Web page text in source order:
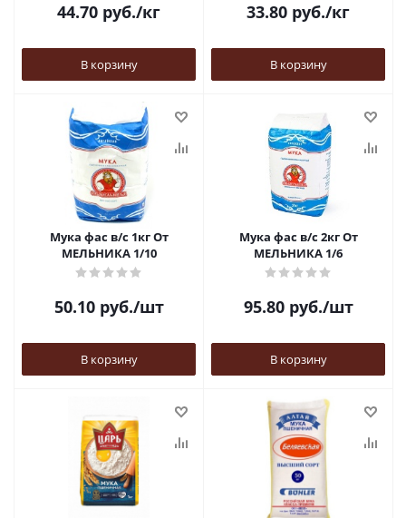
44.70 руб./кг
В корзину
33.80 руб./кг
В корзину
Мука фас в/с 1кг От
МЕЛЬНИКА 1/10
50.10руб./шт
В корзину
Мука фас в/с 2кг От
МЕЛЬНИКА 1/6
95.80руб./шт
В корзину